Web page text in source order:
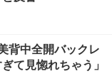
背中全開バックレ
て見惚れちゃう」